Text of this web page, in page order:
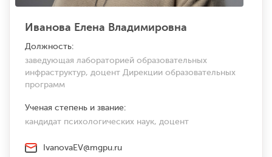
Иванова Елена Владимировна
Должность:
заведующая лабораторией образовательных
инфраструктур, доцент Дирекции образовательных
программ
Ученая степень и звание:
кандидат психологических наук, доцент
IvanovaEV@mgpu.ru